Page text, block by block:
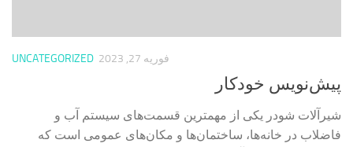
UNCATEGORIZED فوریه 27, 2023
پیش‌نویس خودکار
شیرآلات شودر یکی از مهمترین قسمت‌های سیستم آب و
فاضلاب در خانه‌ها، ساختمان‌ها و مکان‌های عمومی است که